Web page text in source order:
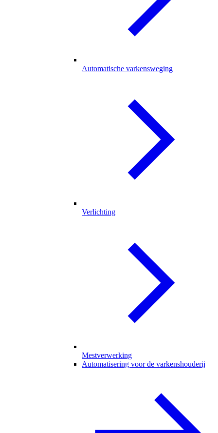
Automatische varkensweging
Verlichting
Mestverwerking
Automatisering voor de varkenshouderij